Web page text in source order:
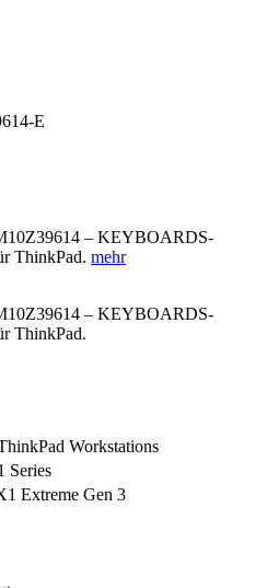
E
– KEYBOARDS-
ThinkPad. mehr
– KEYBOARDS-
ThinkPad.
Workstations
Series
Extreme Gen 3